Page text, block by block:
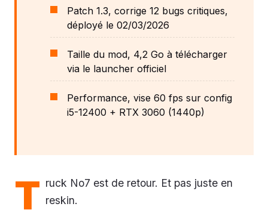
Patch 1.3, corrige 12 bugs critiques,
déployé le 02/03/2026
Taille du mod, 4,2 Go à télécharger
via le launcher officiel
Performance, vise 60 fps sur config
i5-12400 + RTX 3060 (1440p)
T ruck No7 est de retour. Et pas juste en
reskin.